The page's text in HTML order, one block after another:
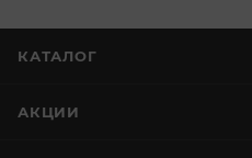
КАТАЛОГ
АКЦИИ